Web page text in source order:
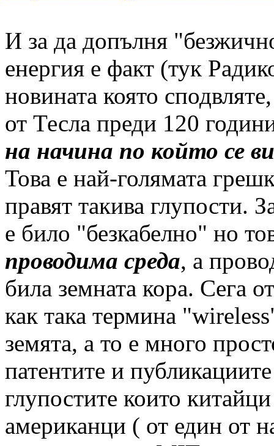
И за да допълня
енергия е факт (тук
новината която
от Тесла преди 120
на начина по който се
Това е най-голямата
правят такива глупости.
е било "безкабелно" но
проводима среда, а
била земната кора. Сега
как така термина
земята, а то е много
патентите и
глупостите които
американци ( от един от